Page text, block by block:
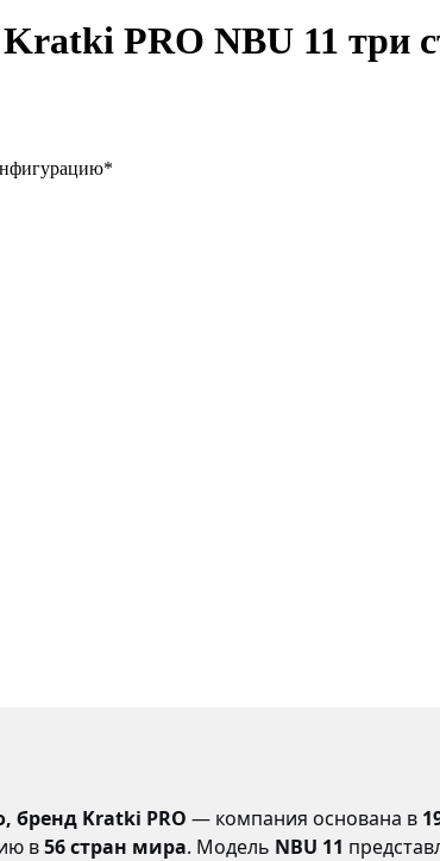
PRO NBU 11 три
*
бренд Kratki PRO — компания основана в
в56 стран мира. Модель NBU 11